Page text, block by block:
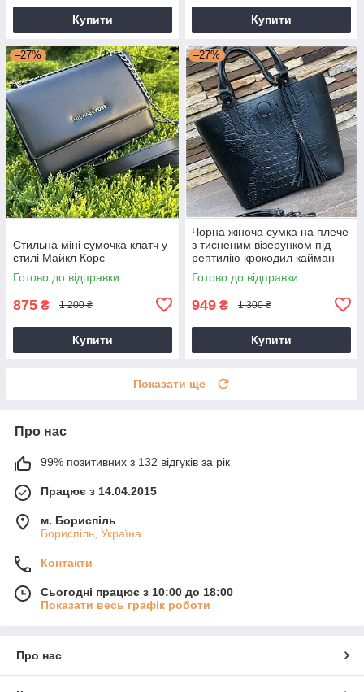
Купити Купити
–27%
Стильна міні сумочка клатч у
стилі Майкл Корс
Готово до відправки
875 ₴ 1 200 ₴
Купити
–27%
Чорна жіноча сумка на плече
з тисненим візерунком під
рептилію крокодил кайман
Готово до відправки
949 ₴ 1 300 ₴
Купити
Показати ще
Про нас
99% позитивних з 132 відгуків за рік
Працює з 14.04.2015
м. Бориспіль
Бориспіль, Україна
Контакти
Сьогодні працює з 10:00 до 18:00
Показати весь графік роботи
Про нас